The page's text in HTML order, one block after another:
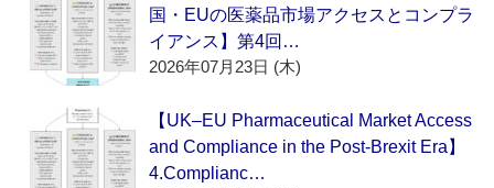
国・EUの医薬品市場アクセスとコンプラ
イアンス】第4回…
2026年07月23日 (木)
【UK–EU Pharmaceutical Market Access
and Compliance in the Post-Brexit Era】
4.Complianc…